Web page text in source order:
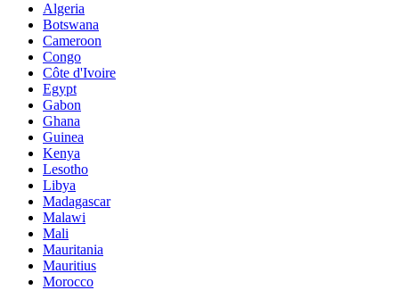
Algeria
Botswana
Cameroon
Congo
Côte d'Ivoire
Egypt
Gabon
Ghana
Guinea
Kenya
Lesotho
Libya
Madagascar
Malawi
Mali
Mauritania
Mauritius
Morocco